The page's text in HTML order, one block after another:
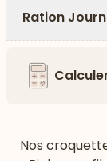
Ration
Nos